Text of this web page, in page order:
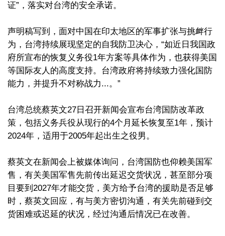
证”，落实对台湾的安全承诺。
声明稿写到，面对中国在印太地区的军事扩张与挑衅行
为，台湾持续展现坚定的自我防卫决心，“如近日我国政
府所宣布的恢复义务役1年方案等具体作为，也获得美国
等国际友人的高度支持。台湾政府将持续致力强化国防
能力，并提升不对称战力...。”
台湾总统蔡英文27日召开新闻会宣布台湾国防改革政
策，包括义务兵役从现行的4个月延长恢复至1年，预计
2024年，适用于2005年起出生之役男。
蔡英文在新闻会上被媒体询问，台湾国防也仰赖美国军
售，有关美国军售先前传出延迟交货状况，甚至部分项
目要到2027年才能交货，美方给予台湾的援助是否足够
时，蔡英文回应，有与美方密切沟通，有关先前碰到交
货困难或迟延的状况，经过沟通后情况已在改善。